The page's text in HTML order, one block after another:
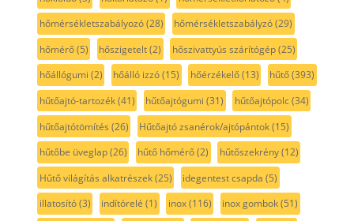
hőmérsékletszabályozó(28) hőmérsékletszabályzó(29)
hőmérő(5) hőszigetelt(2) hőszivattyús szárítógép(25)
hőállógumi (2) hőálló izzó(15) hőérzékelő(13) hűtő(393)
hűtőajtó-tartozék(41) hűtőajtógumi (31) hűtőajtópolc(34)
hűtőajtótömítés (26) Hűtőajtó zsanérok/ajtópántok(15)
hűtőbe üveglap(26) hűtő hőmérő(2) hűtőszekrény(12)
Hűtő világítás alkatrészek(25) idegentest csapda (5)
illatosító(3) indítórelé (1) inox(116) inox gombok(51)